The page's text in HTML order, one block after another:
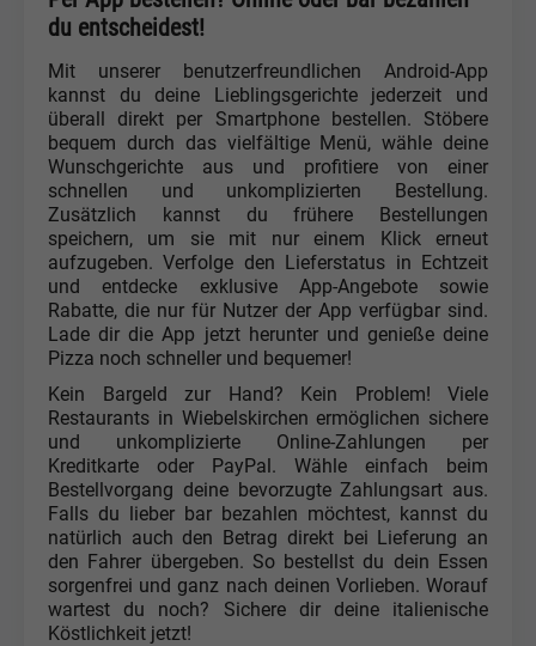
du entscheidest!
Mit unserer benutzerfreundlichen Android-App
kannst du deine Lieblingsgerichte jederzeit und
überall direkt per Smartphone bestellen. Stöbere
bequem durch das vielfältige Menü, wähle deine
Wunschgerichte aus und profitiere von einer
schnellen und unkomplizierten Bestellung.
Zusätzlich kannst du frühere Bestellungen
speichern, um sie mit nur einem Klick erneut
aufzugeben. Verfolge den Lieferstatus in Echtzeit
und entdecke exklusive App-Angebote sowie
Rabatte, die nur für Nutzer der App verfügbar sind.
Lade dir die App jetzt herunter und genieße deine
Pizza noch schneller und bequemer!
Kein Bargeld zur Hand? Kein Problem! Viele
Restaurants in Wiebelskirchen ermöglichen sichere
und unkomplizierte Online-Zahlungen per
Kreditkarte oder PayPal. Wähle einfach beim
Bestellvorgang deine bevorzugte Zahlungsart aus.
Falls du lieber bar bezahlen möchtest, kannst du
natürlich auch den Betrag direkt bei Lieferung an
den Fahrer übergeben. So bestellst du dein Essen
sorgenfrei und ganz nach deinen Vorlieben. Worauf
wartest du noch? Sichere dir deine italienische
Köstlichkeit jetzt!